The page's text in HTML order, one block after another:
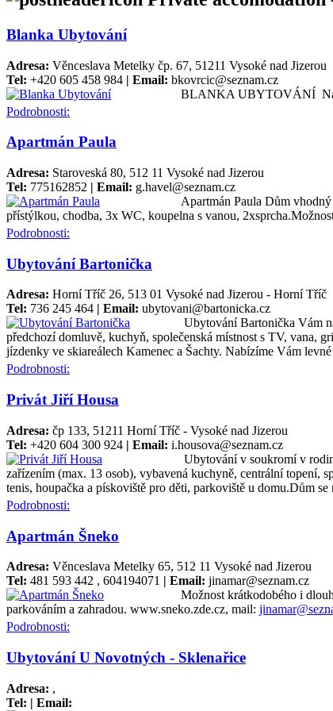
Blanka Ubytování
Adresa: Věnceslava Metelky čp. 67, 51211 Vysoké nad Jizerou
Tel: +420 605 458 984 | Email: bkovrcic@seznam.cz
BLANKA UBYTOVÁNÍ
Podrobnosti:
Apartmán Paula
Adresa: Staroveská 80, 512 11 Vysoké nad Jizerou
Tel: 775162852 | Email: g.havel@seznam.cz
Apartmán Paula Dům
přístýlkou, chodba, 3x WC, koupelna s vanou,
Podrobnosti:
Ubytování Bartonička
Adresa: Horní Tříč 26, 513 01 Vysoké nad Jizerou - Horní Tříč
Tel: 736 245 464 | Email: ubytovani@bartonicka.cz
Ubytování Bartonička Vám
předchozí domluvě, kuchyň, společenská místnost s TV, vana,
jízdenky ve skiareálech Kamenec a Šachty. Nabízíme Vám
Podrobnosti:
Privát Jiří Housa
Adresa: čp 133, 51211 Horní Tříč - Vysoké nad Jizerou
Tel: +420 604 300 924 | Email: i.housova@seznam.cz
Ubytování v soukromí v
zařízením (max. 13 osob), vybavená kuchyně, centrální topení,
tenis, houpačka a pískoviště pro děti, parkoviště u domu.Dům
Podrobnosti:
Apartmán Šneko
Adresa: Věnceslava Metelky 65, 512 11 Vysoké nad Jizerou
Tel: 481 593 442 , 604194071 | Email: jinamar@seznam.cz
Možnost krátkodobého i
parkováním a zahradou. www.sneko.zde.cz, mail:
Podrobnosti:
Ubytování U Novotných - Sklenařice
Adresa: ,
Tel: | Email: